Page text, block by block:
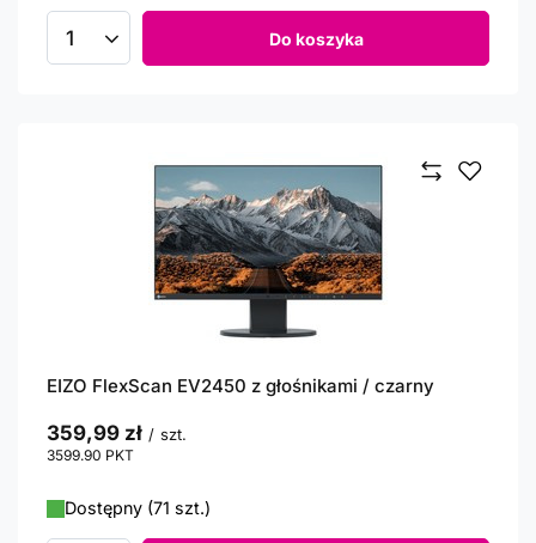
Ilość produktów Do koszyka
EIZO FlexScan EV2450 z głośnikami / czarny
359,99 zł / szt.
3599.90 PKT
Dostępny (71 szt.)